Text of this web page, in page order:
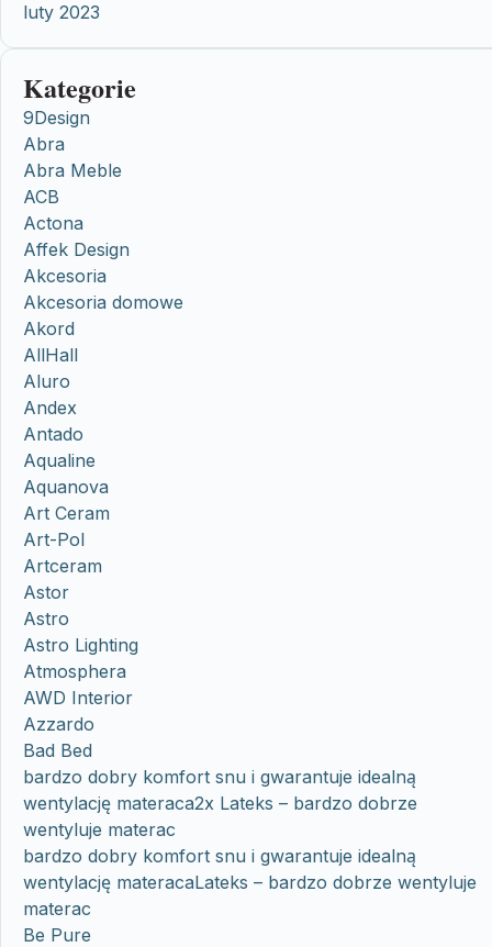
luty 2023
Kategorie
9Design
Abra
Abra Meble
ACB
Actona
Affek Design
Akcesoria
Akcesoria domowe
Akord
AllHall
Aluro
Andex
Antado
Aqualine
Aquanova
Art Ceram
Art-Pol
Artceram
Astor
Astro
Astro Lighting
Atmosphera
AWD Interior
Azzardo
Bad Bed
bardzo dobry komfort snu i gwarantuje idealną
wentylację materaca2x Lateks – bardzo dobrze
wentyluje materac
bardzo dobry komfort snu i gwarantuje idealną
wentylację materacaLateks – bardzo dobrze wentyluje
materac
Be Pure